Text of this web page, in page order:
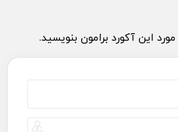
این آکورد برامون بنویسید.